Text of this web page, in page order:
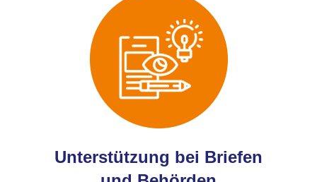
Unterstützung bei Briefen